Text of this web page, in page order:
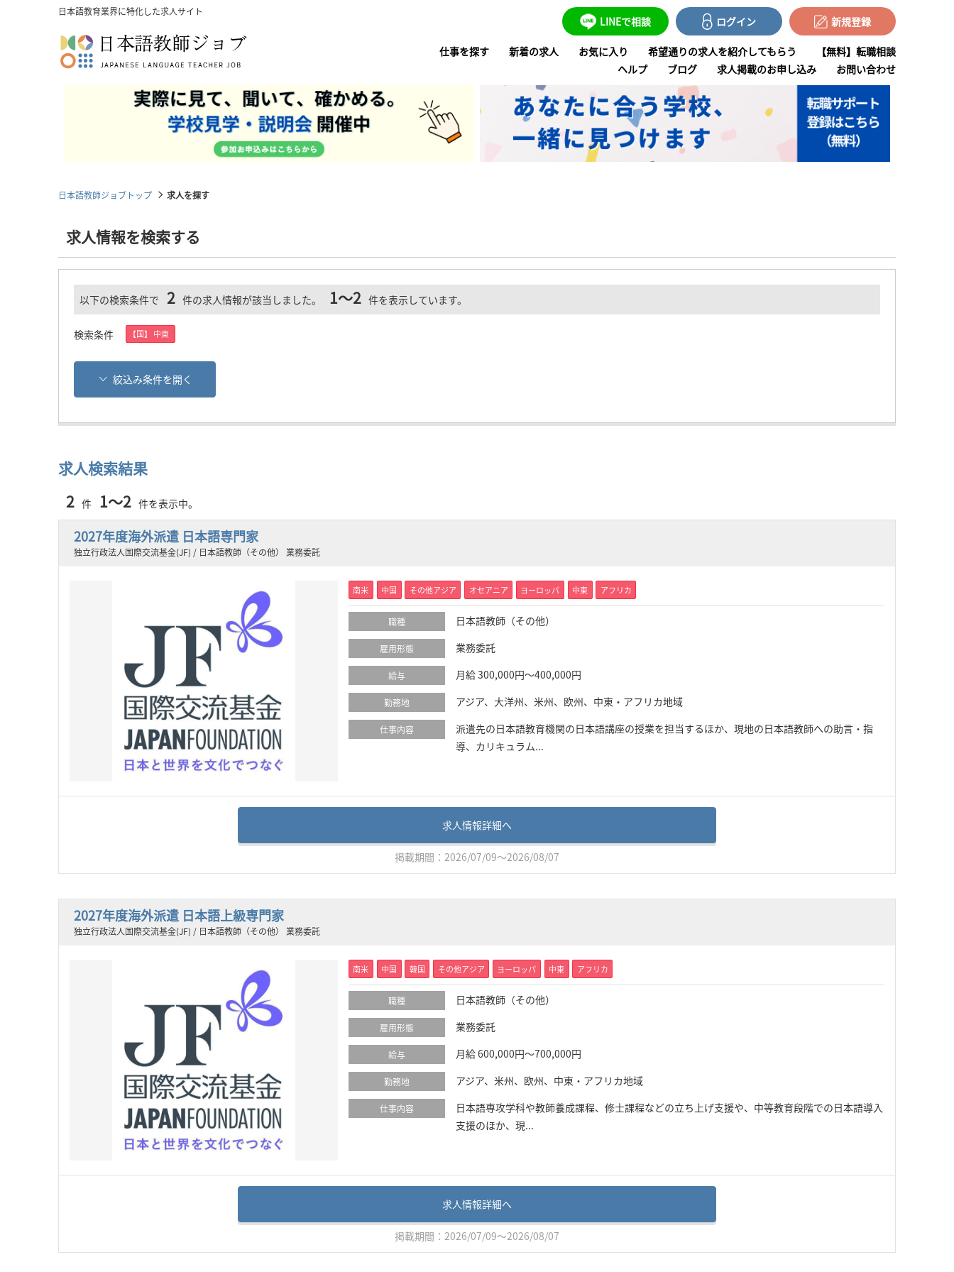
日本語教育業界に特化した求人サイト
LINEで相談 ログイン 新規登録
仕事を探す 新着の求人 お気に入り 希望通りの求人を紹介してもらう
【無料】転職相談
ヘルプ
ブログ 求人掲載のお申し込み お問い合わせ
日本語教師ジョブトップ 求人を探す
求人情報を検索する
以下の検索条件で 2 件の求人情報が該当しました。 1～2 件を表示しています。
検索条件 【国】 中東
絞込み条件を開く
求人検索結果
2 件 1～2 件を表示中。
2027年度海外派遣 ⽇本語専⾨家
独立行政法人国際交流基金(JF) / 日本語教師（その他） 業務委託
南米 中国 その他アジア オセアニア ヨーロッパ 中東 アフリカ
職種 日本語教師（その他）
雇用形態 業務委託
給与 月給 300,000円～400,000円
勤務地 アジア、大洋州、米州、欧州、中東・アフリカ地域
仕事内容
派遣先の日本語教育機関の日本語講座の授業を担当するほか、現地の日本語教師への助言・指
導、カリキュラム...
求人情報詳細へ
掲載期間：2026/07/09～2026/08/07
2027年度海外派遣 ⽇本語上級専⾨家
独立行政法人国際交流基金(JF) / 日本語教師（その他） 業務委託
南米 中国 韓国 その他アジア ヨーロッパ 中東 アフリカ
職種 日本語教師（その他）
雇用形態 業務委託
給与 月給 600,000円～700,000円
勤務地 アジア、米州、欧州、中東・アフリカ地域
仕事内容
日本語専攻学科や教師養成課程、修士課程などの立ち上げ支援や、中等教育段階での日本語導入
支援のほか、現...
求人情報詳細へ
掲載期間：2026/07/09～2026/08/07